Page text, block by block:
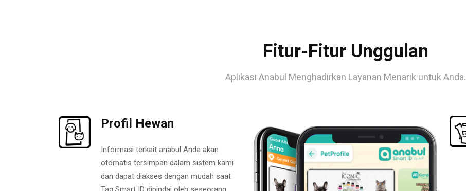
Fitur-Fitur Unggulan
Aplikasi Anabul Menghadirkan Layanan Menarik untuk Anda.
Profil Hewan
Informasi terkait anabul Anda akan
otomatis tersimpan dalam sistem kami
dan dapat diakses dengan mudah saat